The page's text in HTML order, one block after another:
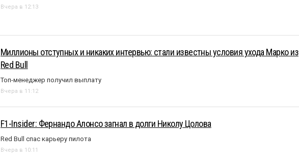
Вчера в 12:13
Миллионы отступных и никаких интервью: стали известны условия ухода Марко из
Red Bull
Топ-менеджер получил выплату
Вчера в 11:12
F1-Insider: Фернандо Алонсо загнал в долги Николу Цолова
Red Bull спас карьеру пилота
Вчера в 10:11